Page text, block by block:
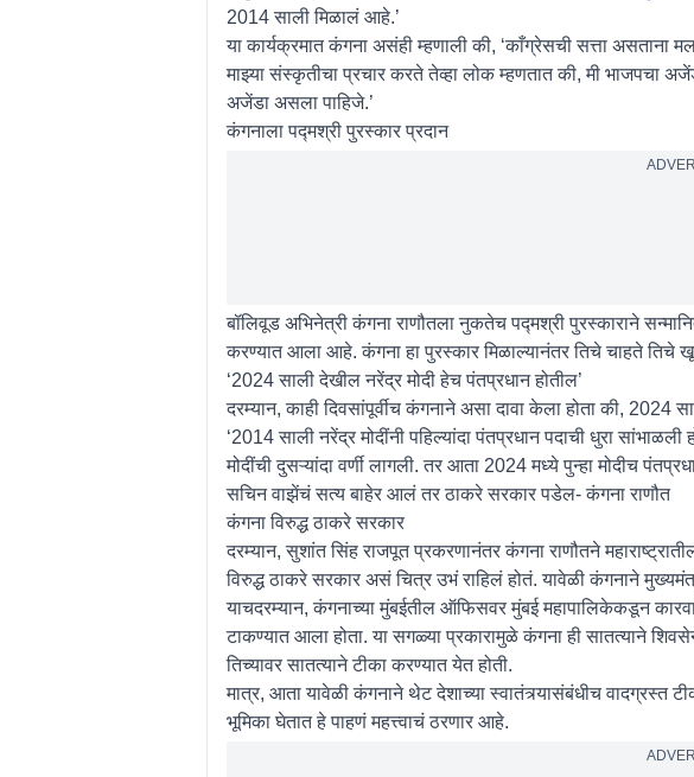
2014 साली मिळालं आहे.’
या कार्यक्रमात कंगना असंही म्हणाली की, ‘काँग्रेसची सत्ता असताना
माझ्या संस्कृतीचा प्रचार करते तेव्हा लोक म्हणतात की, मी भाजपचा
अजेंडा असला पाहिजे.’
कंगनाला पद्मश्री पुरस्कार प्रदान
बॉलिवूड अभिनेत्री कंगना राणौतला नुकतेच पद्मश्री पुरस्काराने
करण्यात आला आहे. कंगना हा पुरस्कार मिळाल्यानंतर तिचे चाहते
‘2024 साली देखील नरेंद्र मोदी हेच पंतप्रधान होतील’
दरम्यान, काही दिवसांपूर्वीच कंगनाने असा दावा केला होता की, 2024
‘2014 साली नरेंद्र मोदींनी पहिल्यांदा पंतप्रधान पदाची धुरा
मोदींची दुसऱ्यांदा वर्णी लागली. तर आता 2024 मध्ये पुन्हा मोदीच
सचिन वाझेंचं सत्य बाहेर आलं तर ठाकरे सरकार पडेल- कंगना राणौत
कंगना विरुद्ध ठाकरे सरकार
दरम्यान, सुशांत सिंह राजपूत प्रकरणानंतर कंगना राणौतने
विरुद्ध ठाकरे सरकार असं चित्र उभं राहिलं होतं. यावेळी कंगनाने
याचदरम्यान, कंगनाच्या मुंबईतील ऑफिसवर मुंबई महापालिकेकडून
टाकण्यात आला होता. या सगळ्या प्रकारामुळे कंगना ही सातत्याने
तिच्यावर सातत्याने टीका करण्यात येत होती.
मात्र, आता यावेळी कंगनाने थेट देशाच्या स्वातंत्र्यासंबंधीच वादग्रस्त
भूमिका घेतात हे पाहणं महत्त्वाचं ठरणार आहे.